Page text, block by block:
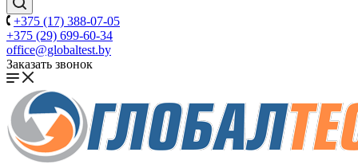
+375 (17) 388-07-05
+375 (29) 699-60-34
office@globaltest.by
Заказать звонок